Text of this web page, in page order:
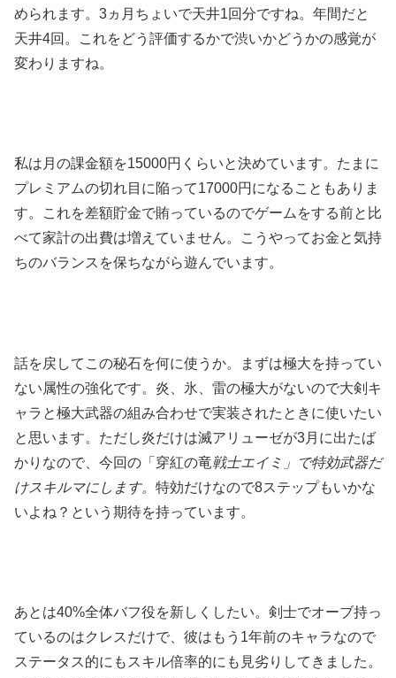
められます。3ヵ月ちょいで天井1回分ですね。年間だと
天井4回。これをどう評価するかで渋いかどうかの感覚が
変わりますね。
私は月の課金額を15000円くらいと決めています。たまに
プレミアムの切れ目に陥って17000円になることもありま
す。これを差額貯金で賄っているのでゲームをする前と比
べて家計の出費は増えていません。こうやってお金と気持
ちのバランスを保ちながら遊んでいます。
話を戻してこの秘石を何に使うか。まずは極大を持ってい
ない属性の強化です。炎、氷、雷の極大がないので大剣キ
ャラと極大武器の組み合わせで実装されたときに使いたい
と思います。ただし炎だけは滅アリューゼが3月に出たば
かりなので、今回の「穿紅の竜戦士エイミ」で特効武器だ
けスキルマにします。 特効だけなので8ステップもいかな
いよね？という期待を持っています。
あとは40%全体バフ役を新しくしたい。剣士でオーブ持っ
ているのはクレスだけで、彼はもう1年前のキャラなので
ステータス的にもスキル倍率的にも見劣りしてきました。